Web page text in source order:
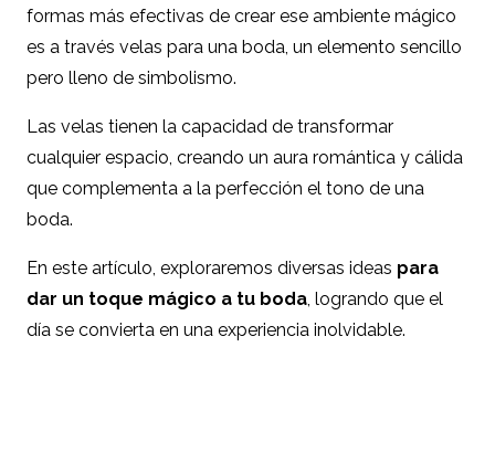
formas más efectivas de crear ese ambiente mágico
es a través velas para una boda, un elemento sencillo
pero lleno de simbolismo.
Las velas tienen la capacidad de transformar
cualquier espacio, creando un aura romántica y cálida
que complementa a la perfección el tono de una
boda.
En este artículo, exploraremos diversas ideas para
dar un toque mágico a tu boda, logrando que el
día se convierta en una experiencia inolvidable.